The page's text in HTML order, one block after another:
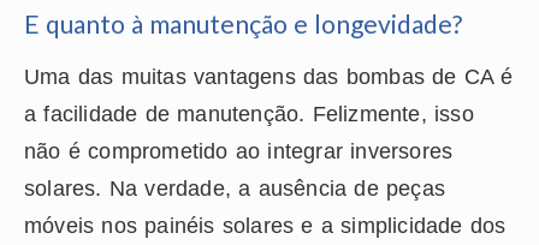
E quanto à manutenção e longevidade?
Uma das muitas vantagens das bombas de CA é
a facilidade de manutenção. Felizmente, isso
não é comprometido ao integrar inversores
solares. Na verdade, a ausência de peças
móveis nos painéis solares e a simplicidade dos